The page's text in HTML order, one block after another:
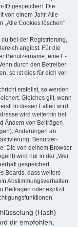
ID gespeichert. Die
von einem Jahr. Alle
„Alle Cookies löschen“
bei der Registrierung,
angibst. Für die
Benutzername, eine E-
durch den Betreiber
so ist dies für dich vor
erstellst, so werden
Gleiches gilt, wenn
In diesen Fällen wird
wird weiterhin bei
Ändern von Beiträgen
Änderungen an
Benutzer-
Die von deinem Browser
wird nur in der „Wer
gespeichert.
Boards, dass weitere
Abstimmungsverhalten
Beiträgen oder explizit
(Hash)
dir empfohlen,